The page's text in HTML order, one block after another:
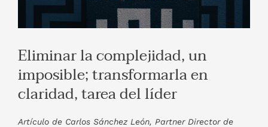
Eliminar la complejidad, un
imposible; transformarla en
claridad, tarea del líder
Artículo de Carlos Sánchez León, Partner Director de